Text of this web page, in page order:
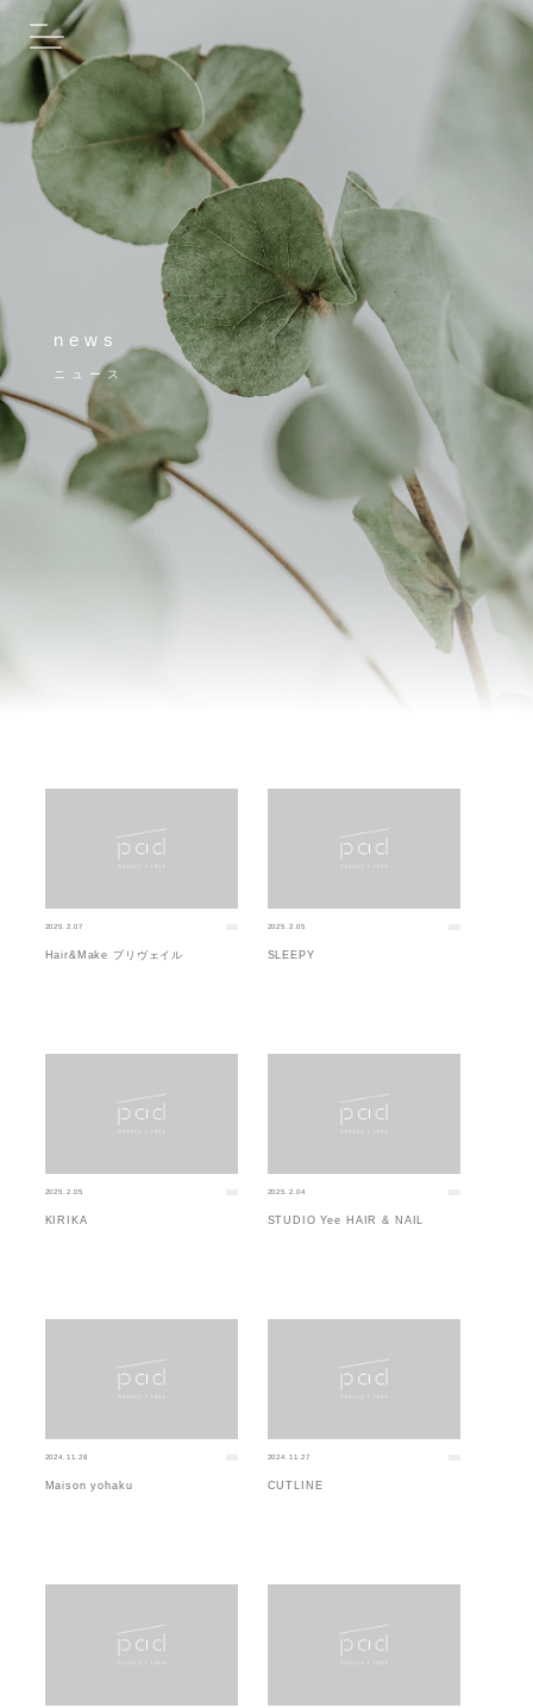
news
ニュース
2025.2.07
Hair&Make プリヴェイル
2025.2.05
SLEEPY
2025.2.05
KIRIKA
2025.2.04
STUDIO Yee HAIR & NAIL
2024.11.28
Maison yohaku
2024.11.27
CUTLINE